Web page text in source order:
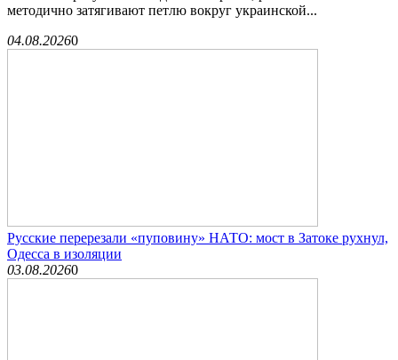
методично затягивают петлю вокруг украинской...
04.08.20260
Русские перерезали «пуповину» НАТО: мост в Затоке рухнул,
Одесса в изоляции
03.08.20260